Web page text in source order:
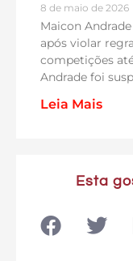
8 de maio de 2026
Maicon
após violar
competições
Andrade foi
Leia Mais
Esta